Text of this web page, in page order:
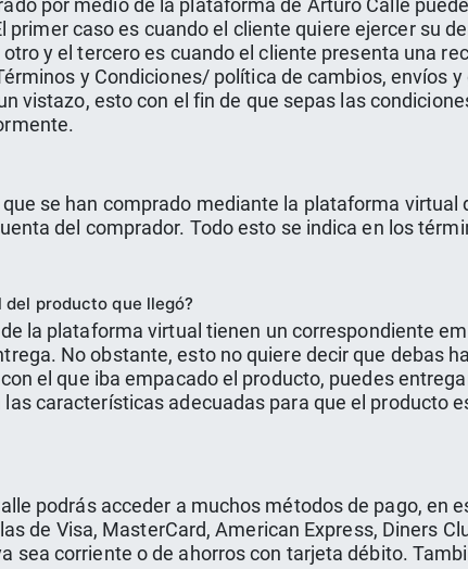
por medio de la plataforma de Arturo Calle
caso es cuando el cliente quiere ejercer su
y el tercero es cuando el cliente presenta una
y Condiciones/ política de cambios, envíos
vistazo, esto con el fin de que sepas las
se han comprado mediante la plataforma virtual
del comprador. Todo esto se indica en los
del producto que llegó?
la plataforma virtual tienen un correspondiente
No obstante, esto no quiere decir que debas
el que iba empacado el producto, puedes
características adecuadas para que el producto
podrás acceder a muchos métodos de pago, en
de Visa, MasterCard, American Express, Diners
sea corriente o de ahorros con tarjeta débito.